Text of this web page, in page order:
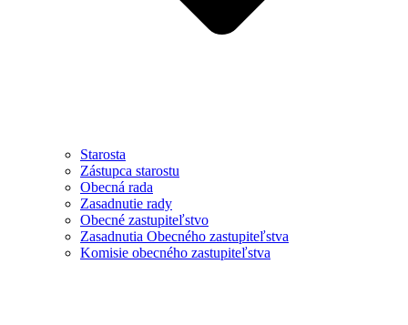
Starosta
Zástupca starostu
Obecná rada
Zasadnutie rady
Obecné zastupiteľstvo
Zasadnutia Obecného zastupiteľstva
Komisie obecného zastupiteľstva